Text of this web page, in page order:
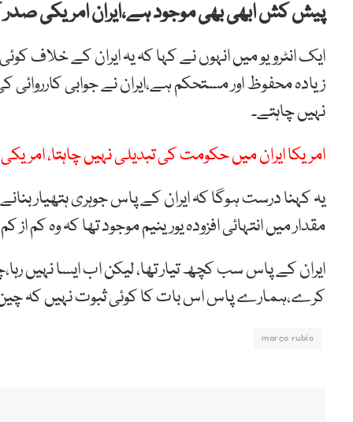
پیش کش ابھی بھی موجود ہے،ایران امریکی
زیادہ محفوظ اور مستحکم ہے،ایران نے جوابی
نہیں چاہتے۔
امریکا ایران میں حکومت کی تبدیلی نہیں چاہتا،
یہ کہنا درست ہوگا کہ ایران کے پاس جوہری ہتھیار
مقدار میں انتہائی افزودہ یورینیم موجود تھا کہ وہ کم از
ایران کے پاس سب کچھ تیار تھا، لیکن اب ایسا نہیں
کرے،ہمارے پاس اس بات کا کوئی ثبوت نہیں کہ
marco rubio